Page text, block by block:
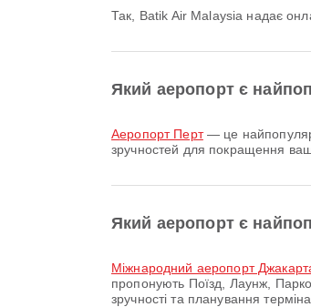
Так, Batik Air Malaysia надає
Який аеропорт є
аеропорт Перт— це
зручностей для покращення
Який аеропорт є
Міжнародний аеропорт
пропонують Поїзд, Лаунж,
зручності та планування